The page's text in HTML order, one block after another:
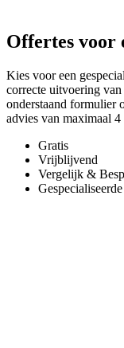
Offertes voor
Kies voor een
correcte uitvoering
onderstaand formulier
advies van maximaal
Gratis
Vrijblijvend
Vergelijk &